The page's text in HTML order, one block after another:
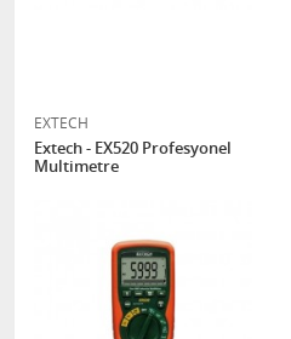
EXTECH
Extech - EX520 Profesyonel
Multimetre